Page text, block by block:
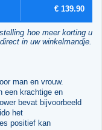
€ 139.90
hoe meer korting u
in uw winkelmandje.
man en vrouw.
een krachtige en
bevat bijvoorbeeld
het
positief kan